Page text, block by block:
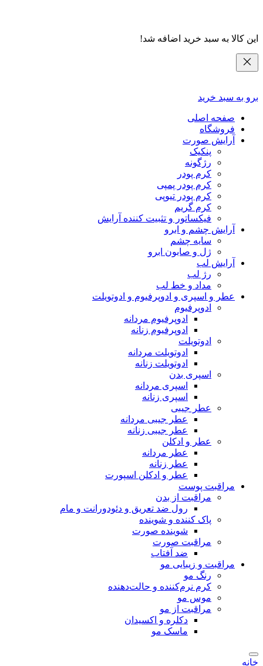
این کالا به سبد خرید اضافه شد!
برو به سبد خرید
صفحه اصلی
فروشگاه
آرایش صورت
پنکیک
رژگونه
کرم پودر
کرم پودر پمپی
کرم پودر تیوپی
کرم گریم
فیکساتور و تثبیت کننده آرایش
آرایش چشم و ابرو
سایه چشم
ژل و صابون ابرو
آرایش لب
رژ لب
مداد و خط لب
عطر و اسپری و ادوپرفیوم و ادوتویلت
ادوپرفیوم
ادوپرفیوم مردانه
ادوپرفیوم زنانه
ادوتویلت
ادوتویلت مردانه
ادوتویلت زنانه
اسپری بدن
اسپری مردانه
اسپری زنانه
عطر جیبی
عطر جیبی مردانه
عطر جیبی زنانه
عطر و ادکلن
عطر مردانه
عطر زنانه
عطر و ادکلن اسپورت
مراقبت پوست
مراقبت از بدن
رول ضد تعریق و دئودورانت و مام
پاک کننده و شوینده
شوینده صورت
مراقبت صورت
ضد آفتاب
مراقبت و زیبایی مو
رنگ مو
کرم نرم‌کننده و حالت‌دهنده
موس مو
مراقبت از مو
دکلره و اکسیدان
ماسک مو
خانه